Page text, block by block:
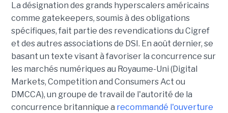
La désignation des grands hyperscalers américains
comme gatekeepers, soumis à des obligations
spécifiques, fait partie des revendications du Cigref
et des autres associations de DSI. En août dernier, se
basant un texte visant à favoriser la concurrence sur
les marchés numériques au Royaume-Uni (Digital
Markets, Competition and Consumers Act ou
DMCCA), un groupe de travail de l'autorité de la
concurrence britannique a recommandé l'ouverture